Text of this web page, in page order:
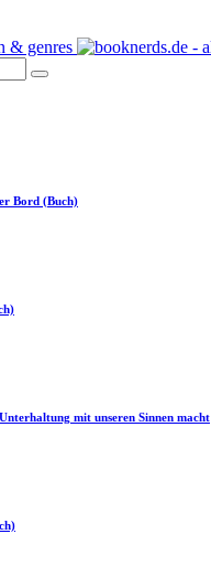
Bord (Buch)
mit unseren Sinnen macht